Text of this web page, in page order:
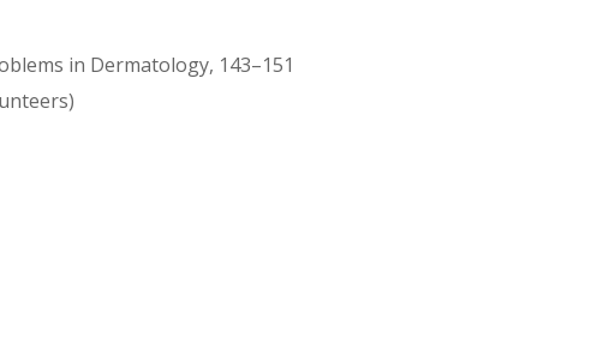
in Dermatology, 143–151